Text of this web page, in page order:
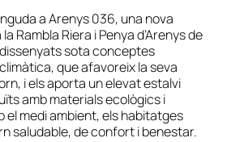
a Arenys 036, una nova
Rambla Riera i Penya d’Arenys de
sota conceptes
que afavoreix la seva
i els aporta un elevat estalvi
amb materials ecològics i
el medi ambient, els habitatges
saludable, de confort i benestar.